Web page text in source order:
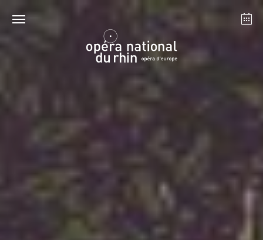
Straßburg Mulhouse
August 2026